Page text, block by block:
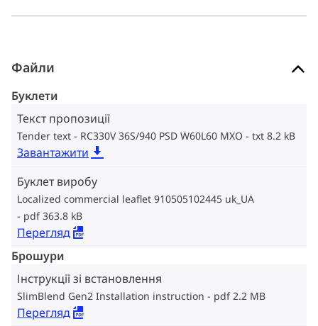
Файли
Буклети
Текст пропозиції
Tender text - RC330V 36S/940 PSD W60L60 MXO txt 8.2 kB
Завантажити
Буклет виробу
Localized commercial leaflet 910505102445 uk_UA
pdf 363.8 kB
Перегляд
Брошури
Інструкції зі встановлення
SlimBlend Gen2 Installation instruction pdf 2.2 MB
Перегляд